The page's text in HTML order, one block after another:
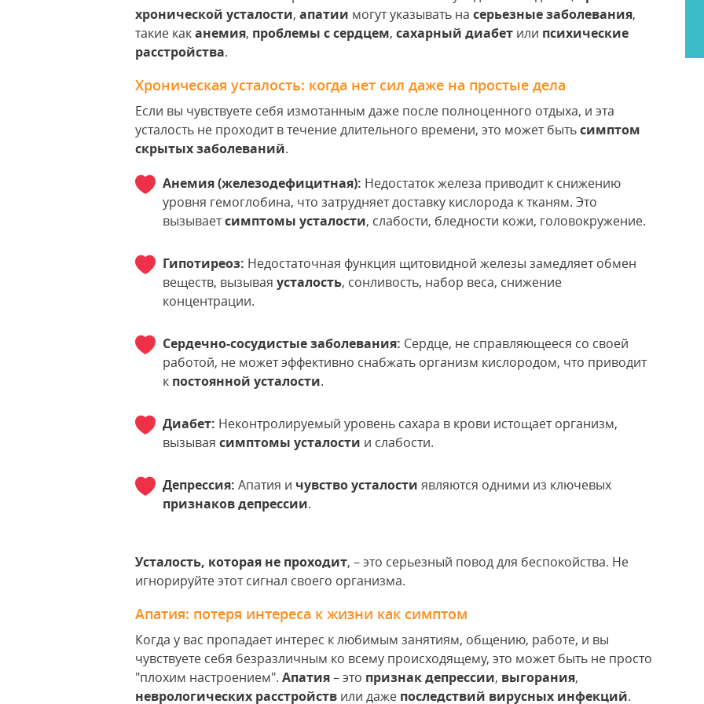
хронической усталости, апатии могут указывать на серьезные заболевания,
такие каканемия, проблемы с сердцем, сахарный диабет или психические
расстройства.
Хроническая усталость: когда нет сил даже на простые дела
Если вы чувствуете себя измотанным даже после полноценного отдыха, и эта
усталость не проходит в течение длительного времени, это может бытьсимптом
скрытых заболеваний.
Анемия (железодефицитная): Недостаток железа приводит к снижению
уровня гемоглобина, что затрудняет доставку кислорода к тканям. Это
вызываетсимптомы усталости, слабости, бледности кожи, головокружение.
Гипотиреоз: Недостаточная функция щитовидной железы замедляет обмен
веществ, вызывая усталость, сонливость, набор веса, снижение
концентрации.
Сердечно-сосудистые заболевания: Сердце, не справляющееся со своей
работой, не может эффективно снабжать организм кислородом, что приводит
к постоянной усталости.
Диабет: Неконтролируемый уровень сахара в крови истощает организм,
вызывая симптомы усталости и слабости.
Депрессия: Апатия и чувство усталости являются одними из ключевых
признаков депрессии.
Усталость, которая не проходит, – это серьезный повод для беспокойства. Не
игнорируйте этот сигнал своего организма.
Апатия: потеря интереса к жизни как симптом
Когда у вас пропадает интерес к любимым занятиям, общению, работе, и вы
чувствуете себя безразличным ко всему происходящему, это может быть не просто
"плохим настроением". Апатия– это признак депрессии, выгорания,
неврологических расстройств или даже последствий вирусных инфекций.